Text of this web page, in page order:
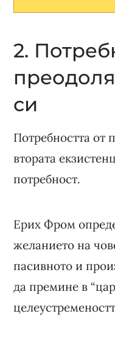
2.
си
Потребността от
втората
потребност.
Ерих Фром
желанието на
пасивното и
да премине в